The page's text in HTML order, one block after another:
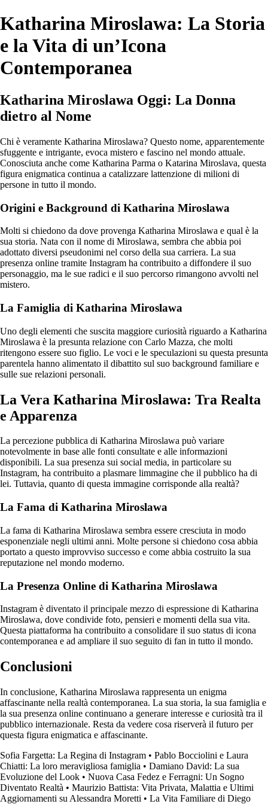
Katharina Miroslawa: La Storia
e la Vita di un’Icona
Contemporanea
Katharina Miroslawa Oggi: La Donna
dietro al Nome
Chi è veramente Katharina Miroslawa? Questo nome, apparentemente
sfuggente e intrigante, evoca mistero e fascino nel mondo attuale.
Conosciuta anche come Katharina Parma o Katarina Miroslava, questa
figura enigmatica continua a catalizzare lattenzione di milioni di
persone in tutto il mondo.
Origini e Background di Katharina Miroslawa
Molti si chiedono da dove provenga Katharina Miroslawa e qual è la
sua storia. Nata con il nome di Miroslawa, sembra che abbia poi
adottato diversi pseudonimi nel corso della sua carriera. La sua
presenza online tramite Instagram ha contribuito a diffondere il suo
personaggio, ma le sue radici e il suo percorso rimangono avvolti nel
mistero.
La Famiglia di Katharina Miroslawa
Uno degli elementi che suscita maggiore curiosità riguardo a Katharina
Miroslawa è la presunta relazione con Carlo Mazza, che molti
ritengono essere suo figlio. Le voci e le speculazioni su questa presunta
parentela hanno alimentato il dibattito sul suo background familiare e
sulle sue relazioni personali.
La Vera Katharina Miroslawa: Tra Realta
e Apparenza
La percezione pubblica di Katharina Miroslawa può variare
notevolmente in base alle fonti consultate e alle informazioni
disponibili. La sua presenza sui social media, in particolare su
Instagram, ha contribuito a plasmare limmagine che il pubblico ha di
lei. Tuttavia, quanto di questa immagine corrisponde alla realtà?
La Fama di Katharina Miroslawa
La fama di Katharina Miroslawa sembra essere cresciuta in modo
esponenziale negli ultimi anni. Molte persone si chiedono cosa abbia
portato a questo improvviso successo e come abbia costruito la sua
reputazione nel mondo moderno.
La Presenza Online di Katharina Miroslawa
Instagram è diventato il principale mezzo di espressione di Katharina
Miroslawa, dove condivide foto, pensieri e momenti della sua vita.
Questa piattaforma ha contribuito a consolidare il suo status di icona
contemporanea e ad ampliare il suo seguito di fan in tutto il mondo.
Conclusioni
In conclusione, Katharina Miroslawa rappresenta un enigma
affascinante nella realtà contemporanea. La sua storia, la sua famiglia e
la sua presenza online continuano a generare interesse e curiosità tra il
pubblico internazionale. Resta da vedere cosa riserverà il futuro per
questa figura enigmatica e affascinante.
Sofia Fargetta: La Regina di Instagram • Pablo Bocciolini e Laura
Chiatti: La loro meravigliosa famiglia • Damiano David: La sua
Evoluzione del Look • Nuova Casa Fedez e Ferragni: Un Sogno
Diventato Realtà • Maurizio Battista: Vita Privata, Malattia e Ultimi
Aggiornamenti su Alessandra Moretti • La Vita Familiare di Diego